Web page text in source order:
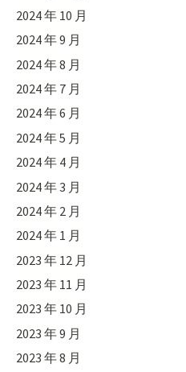
2024 年 10 月
2024 年 9 月
2024 年 8 月
2024 年 7 月
2024 年 6 月
2024 年 5 月
2024 年 4 月
2024 年 3 月
2024 年 2 月
2024 年 1 月
2023 年 12 月
2023 年 11 月
2023 年 10 月
2023 年 9 月
2023 年 8 月